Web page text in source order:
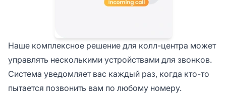
Наше комплексное решение для колл-центра может
управлять несколькими устройствами для звонков.
Система уведомляет вас каждый раз, когда кто-то
пытается позвонить вам по любому номеру.